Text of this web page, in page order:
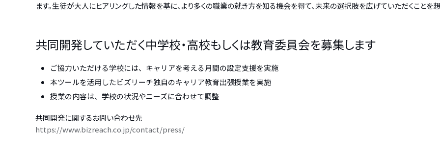
ます。生徒が大人にヒアリングした情報を基に、より多くの職業の就き方を知る機会を得て、未来の選択肢を広げていただくことを
共同開発していただく中学校・高校もしくは教育委員会を募集します
ご協力いただける学校には、キャリアを考える月間の設定支援を実施
本ツールを活用したビズリーチ独自のキャリア教育出張授業を実施
授業の内容は、学校の状況やニーズに合わせて調整
共同開発に関するお問い合わせ先
https://www.bizreach.co.jp/contact/press/